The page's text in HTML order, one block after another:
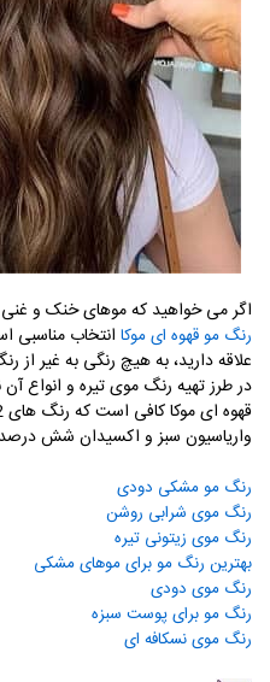
اگر می خواهید که موهای خنک و
رنگ مو قهوه ای موکا انتخاب مناسبی
علاقه دارید، به هیچ رنگی به غیر از
در طرز تهیه رنگ موی تیره و انواع
قهوه ای موکا کافی است که رنگ های
واریاسیون سبز و اکسیدان شش درصد
رنگ مو مشکی دودی​
رنگ موی شرابی روشن​
رنگ موی زیتونی تیره​
بهترین رنگ مو برای موهای مشکی​
رنگ موی دودی​
رنگ مو برای پوست سبزه​
رنگ موی نسکافه ای​